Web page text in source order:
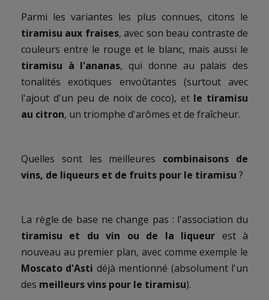
Parmi les variantes les plus connues, citons le
tiramisu aux fraises, avec son beau contraste de
couleurs entre le rouge et le blanc, mais aussi le
tiramisu à l'ananas, qui donne au palais des
tonalités exotiques envoûtantes (surtout avec
l'ajout d'un peu de noix de coco), et le tiramisu
au citron, un triomphe d'arômes et de fraîcheur.
Quelles sont les meilleures combinaisons de
vins, de liqueurs et de fruits pour le tiramisu ?
La règle de base ne change pas : l'association du
tiramisu et du vin ou de la liqueur est à
nouveau au premier plan, avec comme exemple le
Moscato d'Asti déjà mentionné (absolument l'un
des meilleurs vins pour le tiramisu).